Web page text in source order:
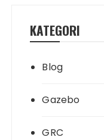
KATEGORI
Blog
Gazebo
GRC